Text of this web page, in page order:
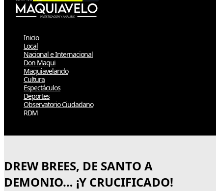
Inicio
Local
Nacional e Internacional
Don Maqui
Maquiavelando
Cultura
Espectáculos
Deportes
Observatorio Ciudadano
RDM
DREW BREES, DE SANTO A
DEMONIO… ¡Y CRUCIFICADO!